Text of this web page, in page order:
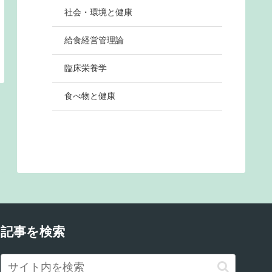
社会・環境と健康
給食経営管理論
臨床栄養学
食べ物と健康
記事を検索